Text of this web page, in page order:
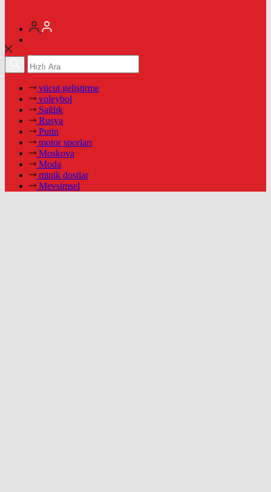
vücut geliştirme
voleybol
Sağlık
Rusya
Putin
motor sporları
Moskova
Moda
minik dostlar
Mevsimsel